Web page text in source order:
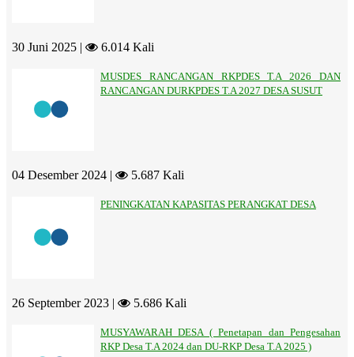
30 Juni 2025 | 6.014 Kali
MUSDES RANCANGAN RKPDES T.A 2026 DAN
RANCANGAN DURKPDES T.A 2027 DESA SUSUT
04 Desember 2024 | 5.687 Kali
PENINGKATAN KAPASITAS PERANGKAT DESA
26 September 2023 | 5.686 Kali
MUSYAWARAH DESA ( Penetapan dan Pengesahan
RKP Desa T.A 2024 dan DU-RKP Desa T.A 2025 )